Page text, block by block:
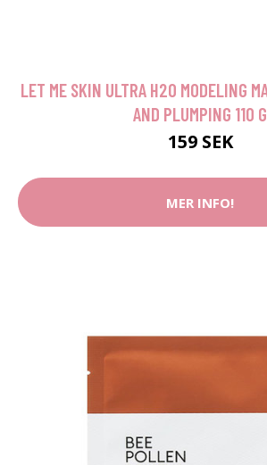
LET ME SKIN ULTRA H2O MODELING
AND PLUMPING 110 G
159 SEK
MER INFO!